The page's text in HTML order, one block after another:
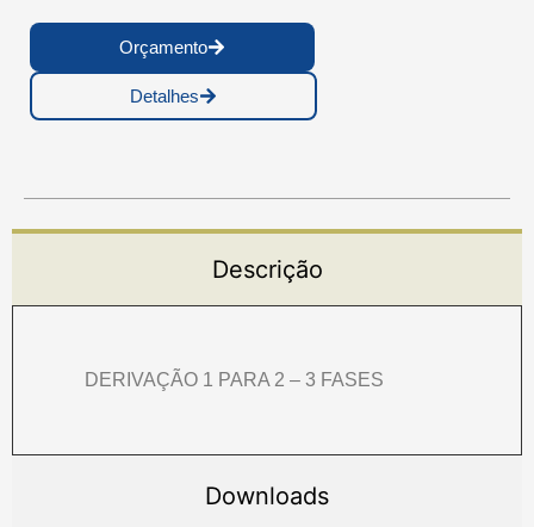
Orçamento
Detalhes
Descrição
Downloads
DERIVAÇÃO 1 PARA 2 – 3 FASES